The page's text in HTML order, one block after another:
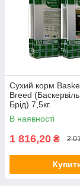
Сухий корм
Breed
Брід) 7,5кг.
В наявності
1 816,20 ₴ 2